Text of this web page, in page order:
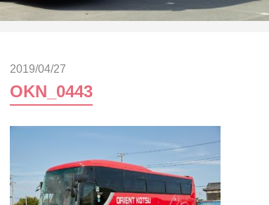
2019/04/27
OKN_0443